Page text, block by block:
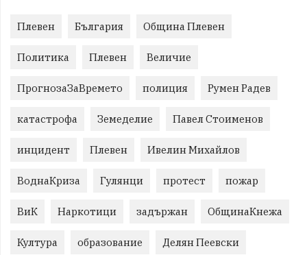
Плевен България Община Плевен
Политика Плевен Величие
ПрогнозаЗаВремето полиция Румен Радев
катастрофа Земеделие Павел Стоименов
инцидент Плевен Ивелин Михайлов
ВоднаКриза Гулянци протест пожар
ВиК Наркотици задържан ОбщинаКнежа
Култура образование Делян Пеевски